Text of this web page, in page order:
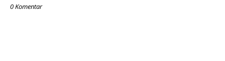
0 Komentar